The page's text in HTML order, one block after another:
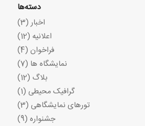
دسته‌ها
اخبار (3)
اعلانیه (12)
فراخوان (4)
نمایشگاه ها (7)
بلاگ (12)
گرافیک محیطی (1)
تورهای نمایشگاهی (3)
جشنواره (9)